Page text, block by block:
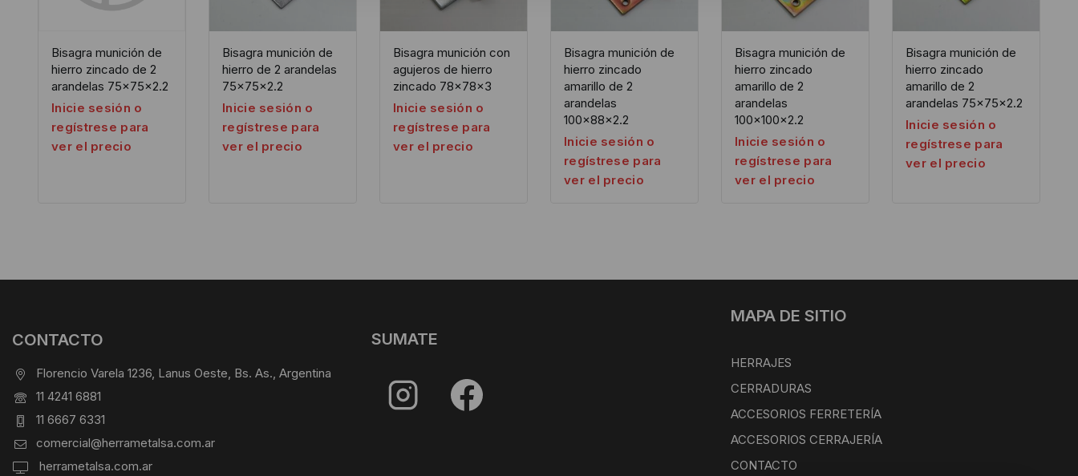
Bisagra munición de
hierro zincado de 2
arandelas 75x75x2.2
Inicie sesión o
regístrese para
ver el precio
Bisagra munición de
hierro de 2 arandelas
75x75x2.2
Inicie sesión o
regístrese para
ver el precio
Bisagra munición con
agujeros de hierro
zincado 78x78x3
Inicie sesión o
regístrese para
ver el precio
Bisagra munición de
hierro zincado
amarillo de 2
arandelas
100x88x2.2
Inicie sesión o
regístrese para
ver el precio
Bisagra munición de
hierro zincado
amarillo de 2
arandelas
100x100x2.2
Inicie sesión o
regístrese para
ver el precio
Bisagra munición de
hierro zincado
amarillo de 2
arandelas 75x75x2.2
Inicie sesión o
regístrese para
ver el precio
CONTACTO
Florencio Varela 1236, Lanus Oeste, Bs. As., Argentina
11 4241 6881
11 6667 6331
comercial@herrametalsa.com.ar
herrametalsa.com.ar
SUMATE
MAPA DE SITIO
HERRAJES
CERRADURAS
ACCESORIOS FERRETERÍA
ACCESORIOS CERRAJERÍA
CONTACTO